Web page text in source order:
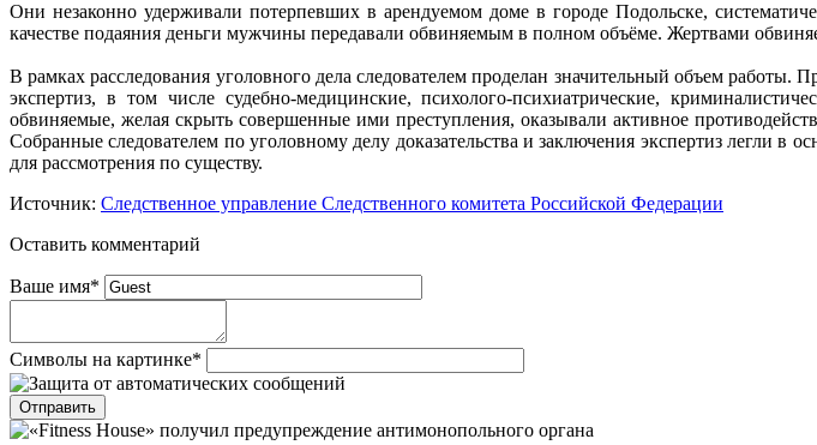
Они незаконно удерживали потерпевших в арендуемом доме в городе Подольске,
качестве подаяния деньги мужчины передавали обвиняемым в полном объёме. Жертвами
В рамках расследования уголовного дела следователем проделан значительный объем
экспертиз, в том числе судебно-медицинские, психолого-психиатрические,
обвиняемые, желая скрыть совершенные ими преступления, оказывали активное
Собранные следователем по уголовному делу доказательства и заключения экспертиз легли
для рассмотрения по существу.
Источник: Следственное управление Следственного комитета Российской Федерации
Оставить комментарий
Ваше имя*
Символы на картинке*